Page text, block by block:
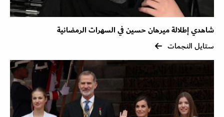
شاهدي إطلالة ميرهان حسين في السهرات الرمضانية
ستايل النجمات